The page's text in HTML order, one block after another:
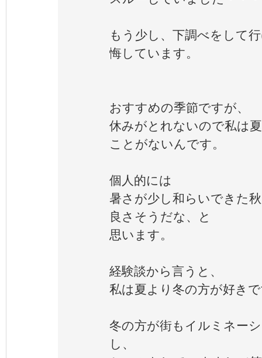
もう少し、下調べをして
悔しています。
おすすめの季節ですが、
休みがとれないので私は
ことがないんです。
個人的には
暑さが少し和らいできた
良さそうだな、と
思います。
経験談から言うと、
私は夏より冬の方が好き
冬の方が街もイルミネー
し、